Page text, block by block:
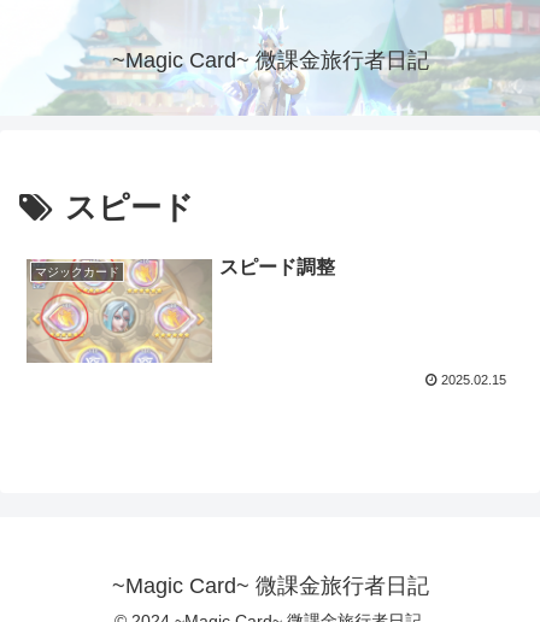
~Magic Card~ 微課金旅行者日記
スピード
マジックカード スピード調整
2025.02.15
~Magic Card~ 微課金旅行者日記